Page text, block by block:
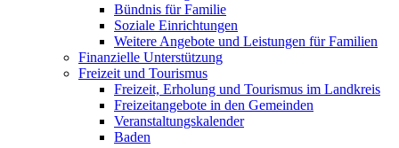
Bündnis für Familie
Soziale Einrichtungen
Weitere Angebote und Leistungen für Familien
Finanzielle Unterstützung
Freizeit und Tourismus
Freizeit, Erholung und Tourismus im Landkreis
Freizeitangebote in den Gemeinden
Veranstaltungskalender
Baden